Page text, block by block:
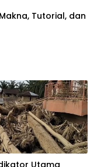
Tutorial, dan